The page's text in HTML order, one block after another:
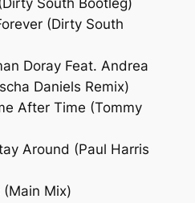
South Bootleg)
(Dirty South
Doray Feat. Andrea
Daniels Remix)
After Time (Tommy
Around (Paul Harris
(Main Mix)